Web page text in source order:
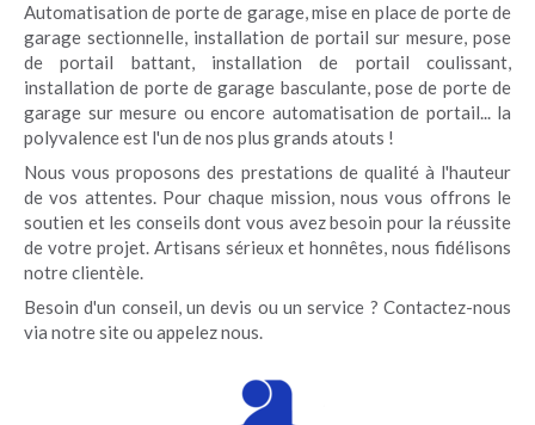
Automatisation de porte de garage, mise en place de porte de
garage sectionnelle, installation de portail sur mesure, pose
de portail battant, installation de portail coulissant,
installation de porte de garage basculante, pose de porte de
garage sur mesure ou encore automatisation de portail... la
polyvalence est l'un de nos plus grands atouts !
Nous vous proposons des prestations de qualité à l'hauteur
de vos attentes. Pour chaque mission, nous vous offrons le
soutien et les conseils dont vous avez besoin pour la réussite
de votre projet. Artisans sérieux et honnêtes, nous fidélisons
notre clientèle.
Besoin d'un conseil, un devis ou un service ? Contactez-nous
via notre site ou appelez nous.